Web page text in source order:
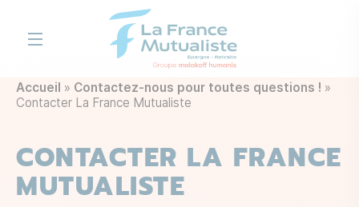
Aller au contenu principal
Accueil
Contactez-nous pour toutes questions !
Contacter La France Mutualiste
CONTACTER LA FRANCE
MUTUALISTE